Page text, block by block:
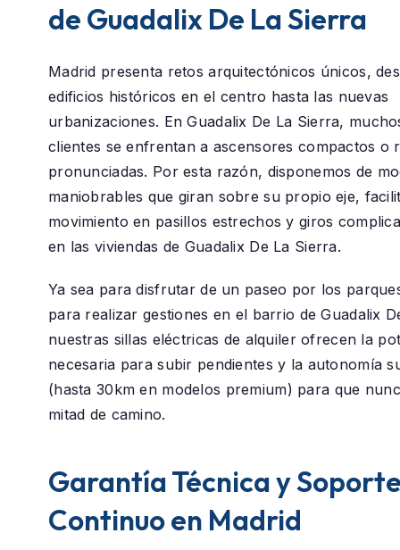
de Guadalix De La Sierra
Madrid presenta retos arquitectónicos únicos,
edificios históricos en el centro hasta las nuevas
urbanizaciones. EnGuadalix De La Sierra,
clientes se enfrentan a ascensores compactos o
pronunciadas. Por esta razón, disponemos de
maniobrables que giran sobre su propio eje,
movimiento en pasillos estrechos y giros
en las viviendas de Guadalix De La Sierra.
Ya sea para disfrutar de un paseo por los
para realizar gestiones en el barrio deGuadalix
nuestras sillas eléctricas de alquiler ofrecen la
necesaria para subir pendientes y la autonomía
(hasta 30km en modelos premium) para que
mitad de camino.
Garantía Técnica y
Continuo en Madrid